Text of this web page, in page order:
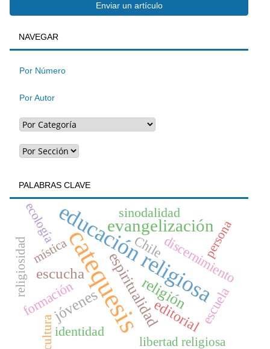
Enviar
un
artículo
Enviar un artículo
BUSQUEDA
NAVEGAR
Por Número
Por Autor
PALABRAS CLAVE
catequesis
educación religiosa
evangelización
escucha
jóvenesespiritualidadreligión
editorial
Chile
formación
discernimiento
escuela
identidad
sinodalidad
cultura
mística
ecología persona
libertad religiosa
religiosidad